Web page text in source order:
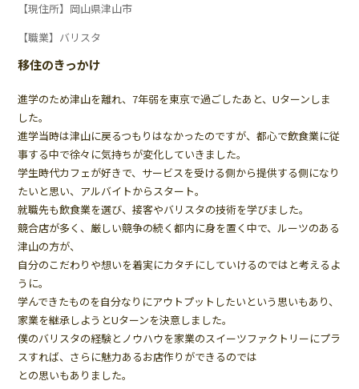
【現住所】岡山県津山市
【職業】バリスタ
移住のきっかけ
進学のため津山を離れ、7年弱を東京で過ごしたあと、Uターンしま
した。
進学当時は津山に戻るつもりはなかったのですが、都心で飲食業に従
事する中で徐々に気持ちが変化していきました。
学生時代カフェが好きで、サービスを受ける側から提供する側になり
たいと思い、アルバイトからスタート。
就職先も飲食業を選び、接客やバリスタの技術を学びました。
競合店が多く、厳しい競争の続く都内に身を置く中で、ルーツのある
津山の方が、
自分のこだわりや想いを着実にカタチにしていけるのではと考えるよ
うに。
学んできたものを自分なりにアウトプットしたいという思いもあり、
家業を継承しようとUターンを決意しました。
僕のバリスタの経験とノウハウを家業のスイーツファクトリーにプラ
スすれば、さらに魅力あるお店作りができるのでは
との思いもありました。